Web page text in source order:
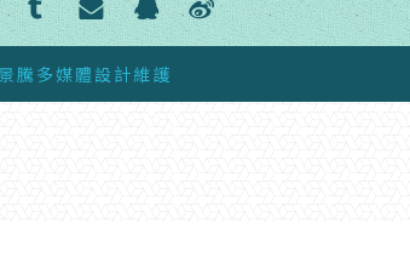
景騰多媒體 設計維護